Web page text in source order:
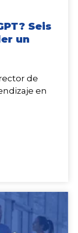
Seis
un
de
en